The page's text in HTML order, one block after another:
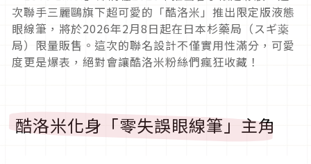
次聯手三麗鷗旗下超可愛的「酷洛米」推出限定版液態
眼線筆，將於2026年2月8日起在日本杉藥局（スギ薬
局）限量販售。這次的聯名設計不僅實用性滿分，可愛
度更是爆表，絕對會讓酷洛米粉絲們瘋狂收藏！
酷洛米化身「零失誤眼線筆」主角